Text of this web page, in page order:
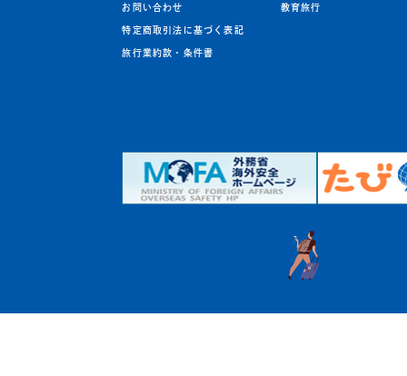
お問い合わせ
特定商取引法に基づく表記
旅行業約款・条件書
教育旅行